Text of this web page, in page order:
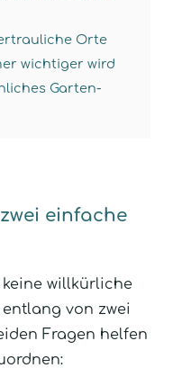
Orte
wichtiger wird
Garten-
einfache
willkürliche
von zwei
Fragen helfen